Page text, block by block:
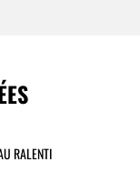
RALENTI